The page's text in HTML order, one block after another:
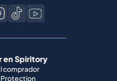
en Spiritory
comprador
Protection